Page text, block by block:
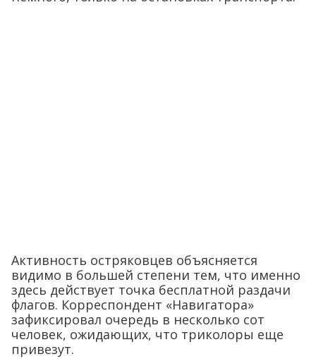
Активность остряковцев объясняется
видимо в большей степени тем, что именно
здесь действует точка бесплатной раздачи
флагов. Корреспондент «Навигатора»
зафиксировал очередь в несколько сот
человек, ожидающих, что триколоры еще
привезут.